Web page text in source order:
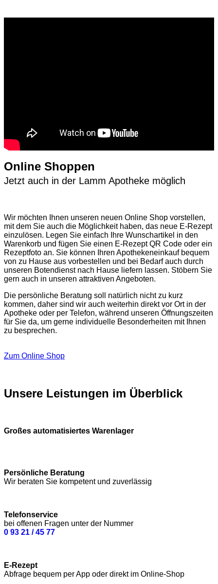
Online Shoppen
Jetzt auch in der Lamm Apotheke möglich
Wir möchten Ihnen unseren neuen Online Shop vorstellen,
mit dem Sie auch die Möglichkeit haben, das neue E-Rezept
einzulösen. Legen Sie einfach Ihre Wunschartikel in den
Warenkorb und fügen Sie einen E-Rezept QR Code oder ein
Rezeptfoto an. Sie können Ihren Apothekeneinkauf bequem
von zu Hause aus vorbestellen und bei Bedarf auch durch
unseren Botendienst nach Hause liefern lassen. Stöbern Sie
gern auch in unseren attraktiven Angeboten.
Die persönliche Beratung soll natürlich nicht zu kurz
kommen, daher sind wir auch weiterhin direkt vor Ort in der
Apotheke oder per Telefon, während unseren Öffnungszeiten
für Sie da, um gerne individuelle Besonderheiten mit Ihnen
zu besprechen.
Zum Online Shop
Unsere Leistungen im Überblick
Großes automatisiertes Warenlager
Persönliche Beratung
Wir beraten Sie kompetent und zuverlässig
Telefonservice
bei offenen Fragen unter der Nummer
0 93 21 / 45 77
E-Rezept
Abfrage bequem per App oder direkt im Online-Shop